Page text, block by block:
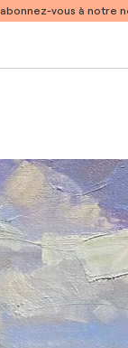
abonnez-vous à notre